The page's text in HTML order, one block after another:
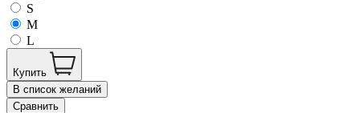
S
M
L
Купить
В список желаний
Сравнить